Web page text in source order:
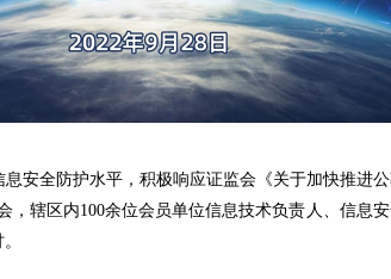
全防护水平，积极响应证监会《关于加快推进
，辖区内100余位会员单位信息技术负责人、信息